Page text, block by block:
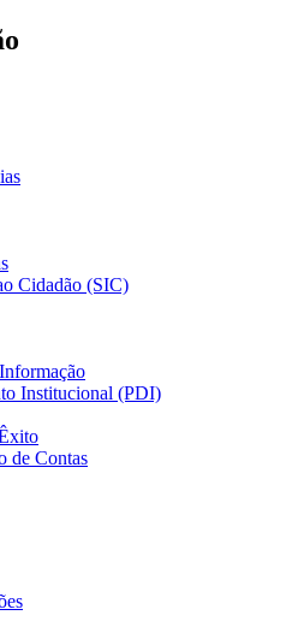
Cidadão (SIC)
Institucional (PDI)
de Contas